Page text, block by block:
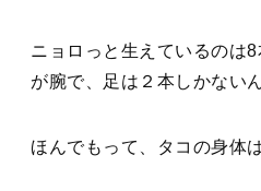
ニョロっと生えているのは
が腕で、足は２本しかない
ほんでもって、タコの身体